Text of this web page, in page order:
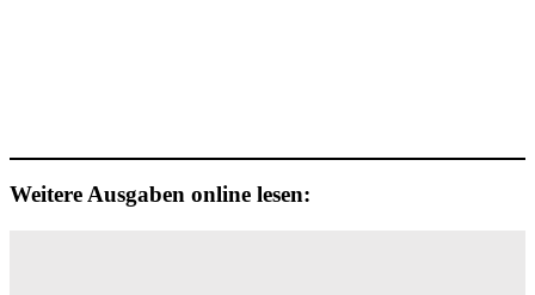
Weitere Ausgaben online lesen: